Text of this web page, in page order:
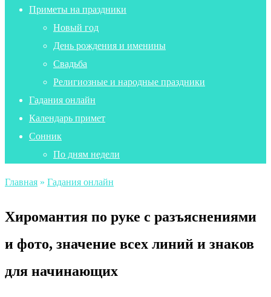
Приметы на праздники
Новый год
День рождения и именины
Свадьба
Религиозные и народные праздники
Гадания онлайн
Календарь примет
Сонник
По дням недели
Главная » Гадания онлайн
Хиромантия по руке с разъяснениями
и фото, значение всех линий и знаков
для начинающих